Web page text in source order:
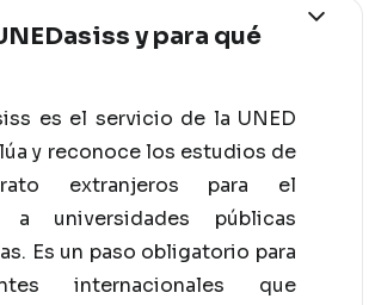
y para qué
es el servicio de la UNED
y reconoce los estudios de
extranjeros para el
a universidades públicas
Es un paso obligatorio para
internacionales que